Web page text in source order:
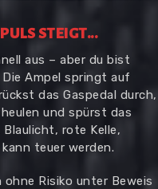
STEIGT...
aus – aber du bist
Ampel springt auf
das Gaspedal durch,
und spürst das
rote Kelle,
teuer werden.
Risiko unter Beweis